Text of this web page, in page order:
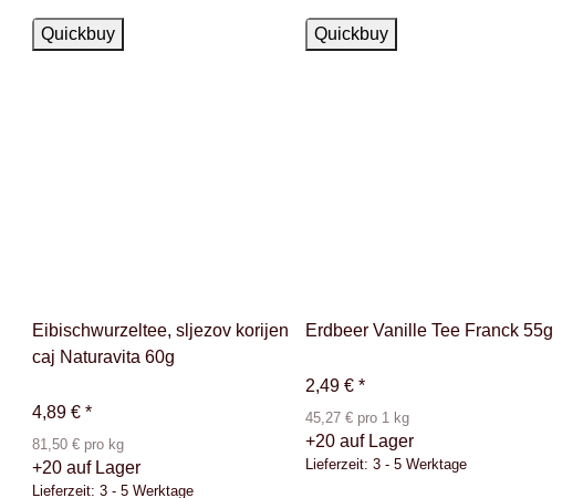
Quickbuy
Auf Lager
Eibischwurzeltee, sljezov korijen
caj Naturavita 60g
4,89 € *
81,50 € pro kg
+20 auf Lager
Lieferzeit: 3 - 5 Werktage
Quickbuy
Auf Lager
Erdbeer Vanille Tee Franck 55g
2,49 € *
45,27 € pro 1 kg
+20 auf Lager
Lieferzeit: 3 - 5 Werktage